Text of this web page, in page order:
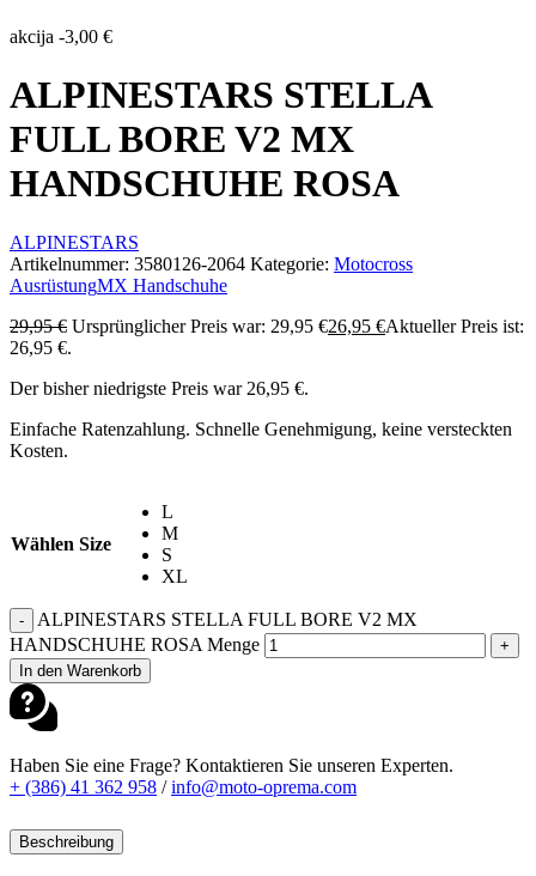
akcija -3,00 €
ALPINESTARS STELLA
FULL BORE V2 MX
HANDSCHUHE ROSA
ALPINESTARS
Artikelnummer: 3580126-2064 Kategorie: Motocross
AusrüstungMX Handschuhe
29,95€ Ursprünglicher Preis war: 29,95 €26,95 €Aktueller Preis ist:
26,95 €.
Der bisher niedrigste Preis war 26,95 €.
Einfache Ratenzahlung. Schnelle Genehmigung, keine versteckten
Kosten.
Wählen Size
L
M
S
XL
-
ALPINESTARS STELLA FULL BORE V2 MX
HANDSCHUHE ROSA Menge
+
In den Warenkorb
Haben Sie eine Frage? Kontaktieren Sie unseren Experten.
+ (386) 41 362 958 /info@moto-oprema.com
Beschreibung